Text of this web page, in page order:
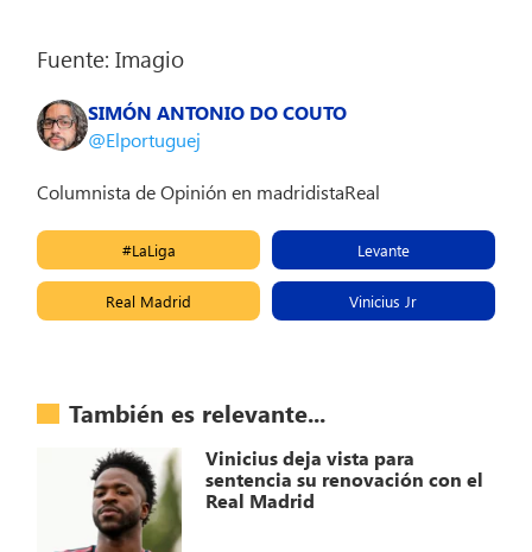
Fuente: Imagio
SIMÓN ANTONIO DO COUTO
@Elportuguej
Columnista de Opinión en madridistaReal
#LaLiga Levante
Real Madrid Vinicius Jr
También es relevante...
Vinicius deja vista para
sentencia su renovación con el
Real Madrid